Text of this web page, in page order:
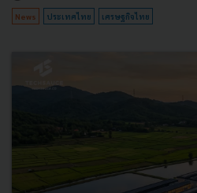
News ประเทศไทย เศรษฐกิจไทย